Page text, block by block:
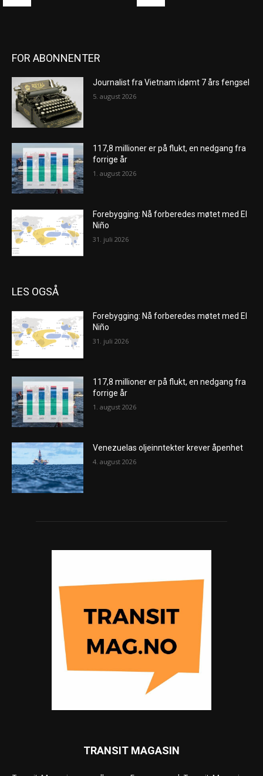
FOR ABONNENTER
Journalist fra Vietnam idømt 7 års fengsel
5. august 2026
117,8 millioner er på flukt, en nedgang fra
forrige år
1. august 2026
Forebygging: Nå forberedes møtet med El
Niño
31. juli 2026
LES OGSÅ
Forebygging: Nå forberedes møtet med El
Niño
31. juli 2026
117,8 millioner er på flukt, en nedgang fra
forrige år
1. august 2026
Venezuelas oljeinntekter krever åpenhet
4. august 2026
TRANSIT MAGASIN